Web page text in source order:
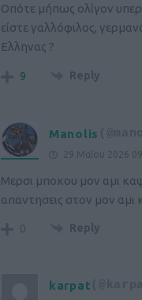
Οπότε μήπως ολίγον
είστε γαλλόφιλος,
Ελληνας ?
9 Reply
Manolis
29 Μαΐου 2026
Μερσι μποκου μον αμι
απαντησεις στον μον αμι
0 Reply
karpat